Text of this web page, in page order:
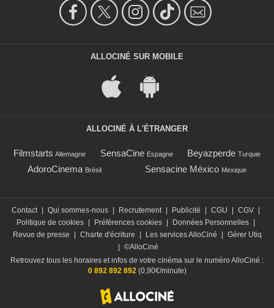
ALLOCINÉ SUR MOBILE
ALLOCINÉ À L'ÉTRANGER
Filmstarts Allemagne SensaCine Espagne Beyazperde Turquie
AdoroCinema Brésil Sensacine México Mexique
Contact Qui sommes-nous Recrutement Publicité CGU CGV
Politique de cookies
Préférences cookies Données Personnelles
Revue de presse
Charte d'écriture Les services AlloCiné
Gérer Utiq
©AlloCiné
Retrouvez tous les horaires et infos de votre cinéma sur le numéro AlloCiné :
0 892 892 892(0,90€/minute)